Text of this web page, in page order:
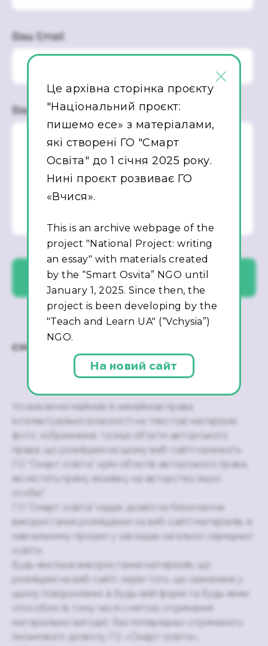
Ваш Email
Ваше повідомлення
Усі виключні майнові й немайнові права
інтелектуальної власності на текстові матеріали,
фото, зображення, та інші об’єкти авторського
права, що розміщені на цьому веб-сайті належать
ГО “Смарт освіта”, крім об’єктів авторського права,
які містять пряму вказівку на авторство іншої
особи;".
ГО "Смарт освіта" надає дозвіл на безоплатне
використання розміщених на веб-сайті матеріалів, в
навчальному процесі у закладах загальної середньої
освіти.
Будь-яке інше використання матеріалів, що
розміщені на веб-сайті, окрім того, що зазначене у
цьому повідомленні, в будь-якій формі та будь-яким
способом (в тому числі з метою отримання
матеріальної вигоди), без попередньо отриманого
письмового дозволу ГО «Смарт освіта»,
×
Це архівна сторінка проєкту
"Національний проєкт:
пишемо есе» з матеріалами,
які створені ГО "Смарт
Освіта" до 1 січня 2025 року.
Нині проєкт розвиває ГО
«Вчися».
This is an archive webpage of the
project "National Project: writing
an essay" with materials created
by the “Smart Osvita” NGO until
January 1, 2025. Since then, the
project is been developing by the
"Teach and Learn UA" (“Vchysia”)
NGO.
На новий сайт